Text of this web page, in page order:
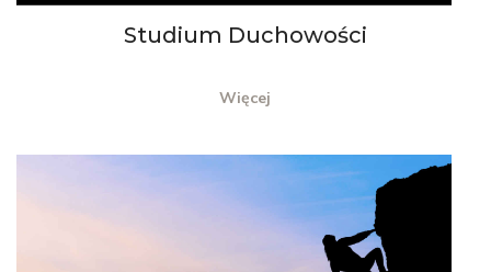
Studium Duchowości
Więcej